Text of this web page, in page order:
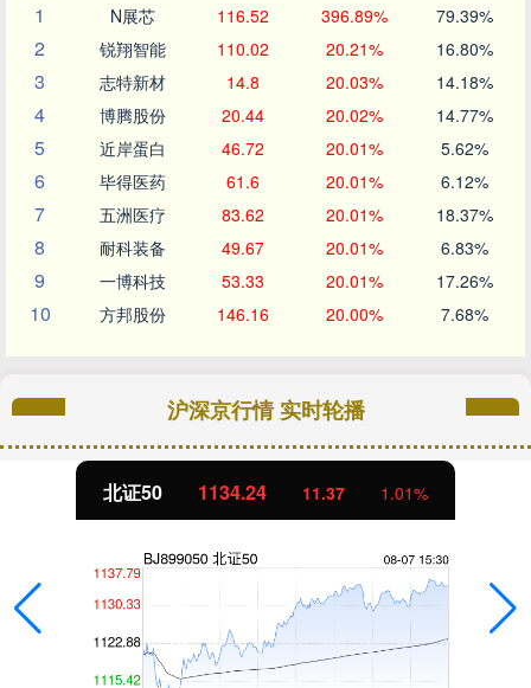
1
N展芯 116.52 396.89% 79.39%
2 锐翔智能 110.02 20.21% 16.80%
3 志特新材 14.8 20.03% 14.18%
4 博腾股份 20.44 20.02% 14.77%
5 近岸蛋白 46.72 20.01% 5.62%
6 毕得医药 61.6 20.01% 6.12%
7 五洲医疗 83.62 20.01% 18.37%
8 耐科装备 49.67 20.01% 6.83%
9 一博科技 53.33 20.01% 17.26%
10 方邦股份 146.16 20.00% 7.68%
沪深京行情 实时轮播
北证50 1134.24 11.37 1.01%